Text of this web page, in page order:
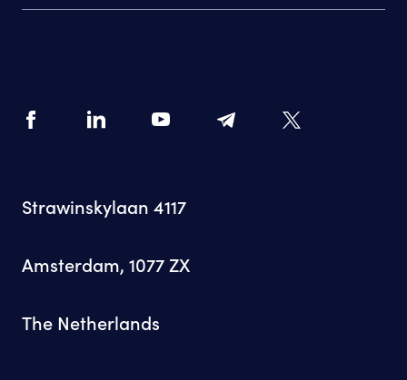
Strawinskylaan 4117
Amsterdam, 1077 ZX
The Netherlands